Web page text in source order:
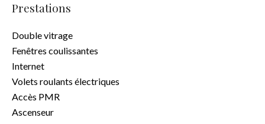
Prestations
Double vitrage
Fenêtres coulissantes
Internet
Volets roulants électriques
Accès PMR
Ascenseur